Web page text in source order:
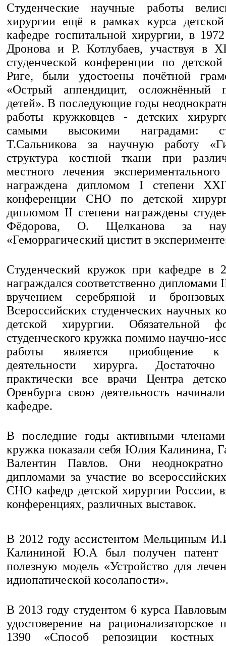
Студенческие научные работы
хирургии ещё в рамках курса
кафедре госпитальной хирургии, в
Дронова и Р. Котлубаев, участвуя в
студенческой конференции по
Риге, были удостоены почётной
«Острый аппендицит, осложнённый
детей». В последующие годы
работы кружковцев - детских
самыми высокими наградами:
Т.Сальникова за научную работу
структура костной ткани при
местного лечения экспериментального
награждена дипломом I степени
конференции СНО по детской
дипломом II степени награждены
Фёдорова, О. Щелканова за
«Геморрагический цистит в
Студенческий кружок при кафедре в
награждался соответственно дипломами
вручением серебряной и
Всероссийских студенческих научных
детской хирургии. Обязательной
студенческого кружка помимо научно-
работы является приобщение к
деятельности хирурга.
практически все врачи Центра
Оренбурга свою деятельность
кафедре.
В последние годы активными членами
кружка показали себя Юлия Калинина,
Валентин Павлов. Они неоднократно
дипломами за участие во
СНО кафедр детской хирургии России,
конференциях, различных выставок.
В 2012 году ассистентом Мельциным
Калининой Ю.А был получен
полезную модель «Устройство для
идиопатической косолапости».
В 2013 году студентом 6 курса
удостоверение на
1390 «Способ репозиции костных